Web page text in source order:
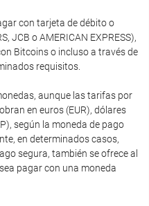
con tarjeta de débito o
JCB o AMERICAN EXPRESS),
Bitcoins o incluso a través de
requisitos.
aunque las tarifas por
en euros (EUR), dólares
según la moneda de pago
en determinados casos,
segura, también se ofrece al
pagar con una moneda